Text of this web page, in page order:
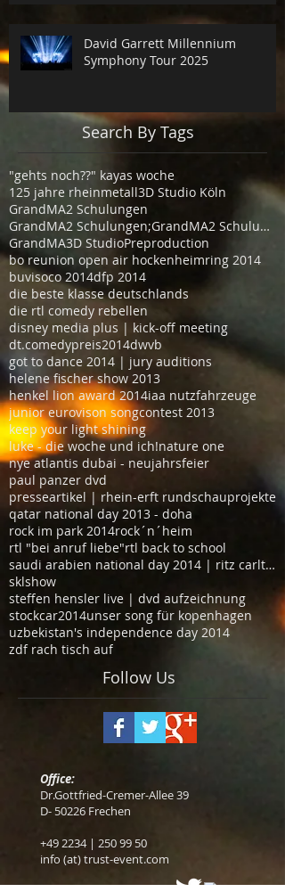
David Garrett Millennium
Symphony Tour 2025
Search By Tags
"gehts noch??" kayas woche
125 jahre rheinmetall3D Studio Köln
GrandMA2 Schulungen
GrandMA2 Schulungen;GrandMA2 Schulungen Köln
GrandMA3D StudioPreproduction
bo reunion open air hockenheimring 2014
buvisoco 2014dfp 2014
die beste klasse deutschlands
die rtl comedy rebellen
disney media plus | kick-off meeting
dt.comedypreis2014dwvb
got to dance 2014 | jury auditions
helene fischer show 2013
henkel lion award 2014iaa nutzfahrzeuge
junior eurovison songcontest 2013
keep your light shining
luke - die woche und ich!nature one
nye atlantis dubai - neujahrsfeier
paul panzer dvd
presseartikel | rhein-erft rundschauprojekte
qatar national day 2013 - doha
rock im park 2014rock´n´heim
rtl "bei anruf liebe"rtl back to school
saudi arabien national day 2014 | ritz carlton hot
sklshow
steffen hensler live | dvd aufzeichnung
stockcar2014unser song für kopenhagen
uzbekistan's independence day 2014
zdf rach tisch auf
Follow Us
Office:
Dr.Gottfried-Cremer-Allee 39
D- 50226 Frechen
+49 2234 | 250 99 50
info (at) trust-event.com